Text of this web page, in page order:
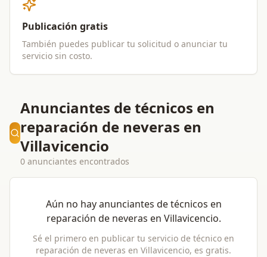
Publicación gratis
También puedes publicar tu solicitud o anunciar tu
servicio sin costo.
Anunciantes de técnicos en
reparación de neveras en
Villavicencio
0 anunciantes encontrados
Aún no hay anunciantes detécnicos en
reparación de neveras en Villavicencio.
Sé el primero en publicar tu servicio de técnico en
reparación de neveras en Villavicencio, es gratis.